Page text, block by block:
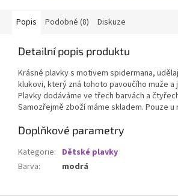
Popis Podobné (8) Diskuze
Detailní popis produktu
Krásné plavky s motivem spidermana,
klukovi, který zná tohoto pavoučího muže a
Plavky dodáváme ve třech barvách a
Samozřejmě zboží máme skladem. Pouze u
Doplňkové parametry
Kategorie: Dětské plavky
Barva: modrá